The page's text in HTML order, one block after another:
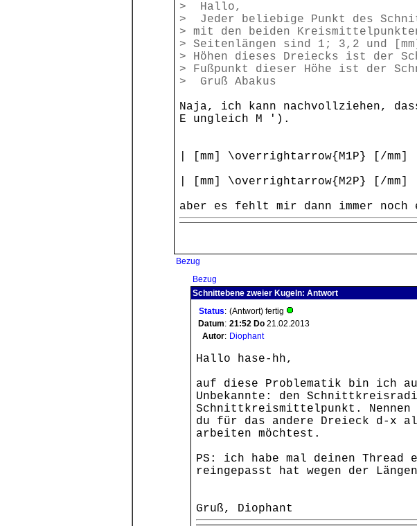
> Hallo,
> Jeder beliebige Punkt des
> mit den beiden
> Seitenlängen sind 1; 3,2 und
> Höhen dieses Dreiecks ist der
> Fußpunkt dieser Höhe ist der
> Gruß Abakus
Naja, ich kann nachvollziehen,
E ungleich M ').
| [mm] \overrightarrow{M1P} [/
| [mm] \overrightarrow{M2P} [/
aber es fehlt mir dann immer
Bezug
Bezug
Schnittebene zweier Kugeln: Antwort
Status: (Antwort) fertig
Datum: 21:52 Do 21.02.2013
Autor: Diophant
Hallo hase-hh,
auf diese Problematik bin ich
Unbekannte: den
Schnittkreismittelpunkt. Nennen
du für das andere Dreieck d-x
arbeiten möchtest.
PS: ich habe mal deinen
reingepasst hat wegen der
Gruß, Diophant